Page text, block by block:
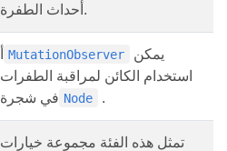
أحداث الطفرة.
MutationObserver
استخدام الكائن لمراقبة الطفرات
في شجرة Node .
تمثل هذه الفئة مجموعة خيارات